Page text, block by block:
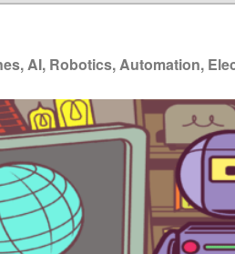
AI, Robotics, Automation,